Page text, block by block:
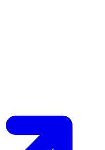
tus conocimientos con
de temas pop.
de trivia interactivo